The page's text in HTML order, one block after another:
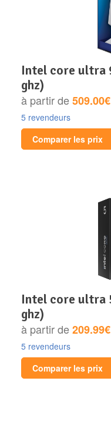
intel core ultra 9 285k (3.7 ghz / 5.7
ghz)
à partir de509.00€
5 revendeurs
Comparer les prix
intel core ultra 5 245k (4.2 ghz / 5.2
ghz)
à partir de209.99€
5 revendeurs
Comparer les prix